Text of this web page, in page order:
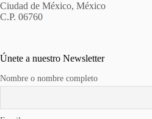
Ciudad de México, México
C.P. 06760
Únete a nuestro Newsletter
Nombre o nombre completo